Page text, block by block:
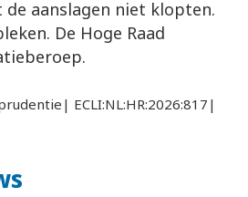
aanslagen niet klopten.
De Hoge Raad
ECLI:NL:HR:2026:817|